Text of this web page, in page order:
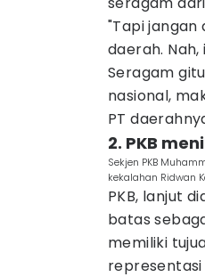
"Tapi
daerah.
Seragam
nasional,
PT
2. PKB
Sekjen PKB
kekalahan Ridwan
PKB, lanjut
batas
memiliki